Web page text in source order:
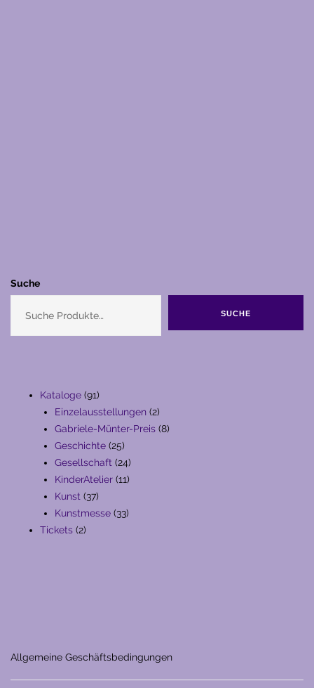
Suche
SUCHE
Kataloge 9191
Produkte
Einzelausstellungen 22
Produkte
Gabriele-Münter-Preis 88
Geschichte 2525
Produkte
Gesellschaft 2424
Produkte
KinderAtelier 1111
Kunst 3737
Produkte
Kunstmesse 3333
Tickets 22
Allgemeine Geschäftsbedingungen